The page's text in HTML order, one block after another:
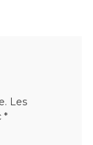
Les
*